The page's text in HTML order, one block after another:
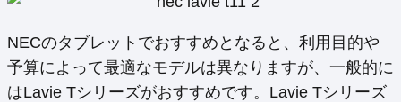
NECのタブレットでおすすめとなると、利用目的や
予算によって最適なモデルは異なりますが、一般的に
はLavie Tシリーズがおすすめです。Lavie Tシリーズ